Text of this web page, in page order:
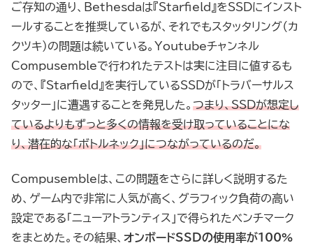
ご存知の通り、Bethesdaは『Starfield』をSSDにインスト
ールすることを推奨しているが、それでもスタッタリング（カ
クツキ）の問題は続いている。Youtubeチャンネル
Compusembleで行われたテストは実に注目に値するも
ので、『Starfield』を実行しているSSDが「トラバーサルス
タッター」に遭遇することを発見した。 つまり、SSDが想定し
ているよりもずっと多くの情報を受け取っていることにな
り、潜在的な「ボトルネック」につながっているのだ。
Compusembleは、この問題をさらに詳しく説明するた
め、ゲーム内で非常に人気が高く、グラフィック負荷の高い
設定である「ニューアトランティス」で得られたベンチマーク
をまとめた。その結果、 オンボードSSDの使用率が100%